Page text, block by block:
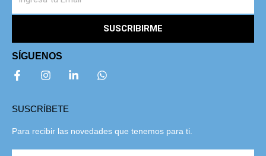
SUSCRIBIRME
SÍGUENOS
SUSCRÍBETE
Para recibir las novedades que tenemos para ti.